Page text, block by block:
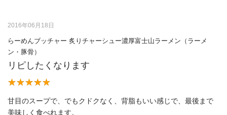
2016年06月18日
らーめんブッチャー 炙りチャーシュー濃厚富士山ラーメン（ラーメ
ン・豚骨）
リピしたくなります
甘目のスープで、でもクドクなく、背脂もいい感じで、最後まで
美味しく食べれます。